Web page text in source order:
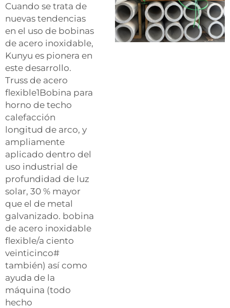
Cuando se trata de
nuevas tendencias
en el uso de bobinas
de acero inoxidable,
Kunyu es pionera en
este desarrollo.
Truss de acero
flexible1Bobina para
horno de techo
calefacción
longitud de arco, y
ampliamente
aplicado dentro del
uso industrial de
profundidad de luz
solar, 30 % mayor
que el de metal
galvanizado. bobina
de acero inoxidable
flexible/a ciento
veinticinco#
también) así como
ayuda de la
máquina (todo
hecho